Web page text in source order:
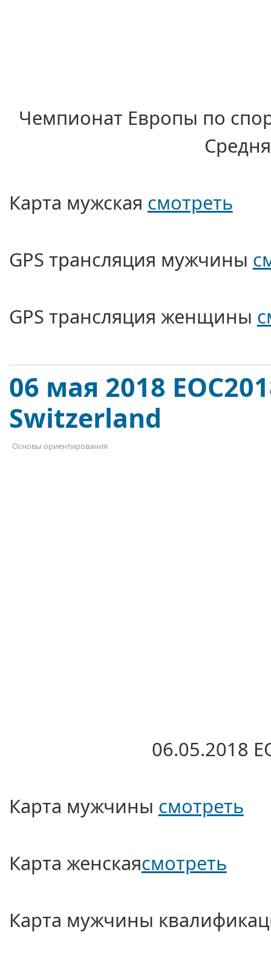
Чемпионат Европы по
Карта мужская смотреть
GPS трансляция мужчины
GPS трансляция женщины
06 мая 2018
Switzerland
Основы ориентирования
06.05.2018
Карта мужчины смотреть
Карта женскаясмотреть
Карта мужчины